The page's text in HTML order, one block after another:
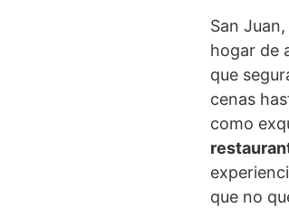
San
hogar de
que
cenas
como
que no